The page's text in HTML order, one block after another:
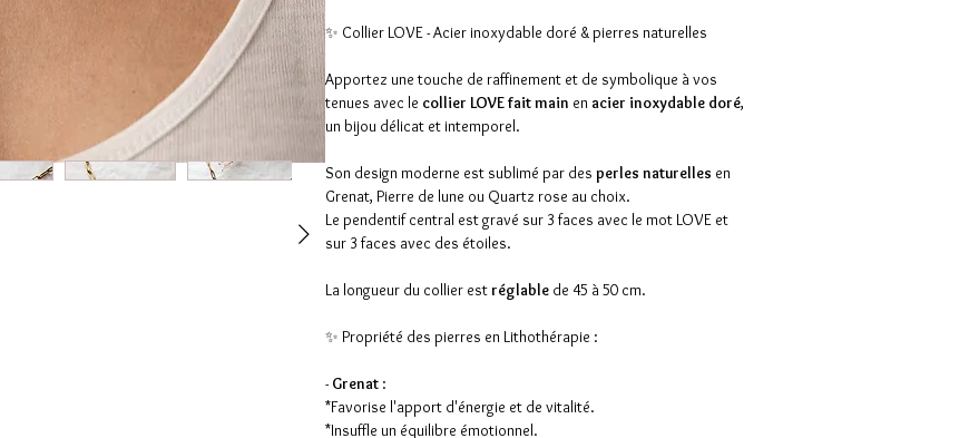
✨ Collier LOVE - Acier inoxydable doré & pierres naturelles
Apportez une touche de raffinement et de symbolique à vos
tenues avec le collier LOVE fait main en acier inoxydable doré,
un bijou délicat et intemporel.
Son design moderne est sublimé par des perles naturelles en
Grenat, Pierre de lune ou Quartz rose au choix.
Le pendentif central est gravé sur 3 faces avec le mot LOVE et
sur 3 faces avec des étoiles.
La longueur du collier est réglable de 45 à 50 cm.
✨ Propriété des pierres en Lithothérapie :
- Grenat :
*Favorise l'apport d'énergie et de vitalité.
*Insuffle un équilibre émotionnel.